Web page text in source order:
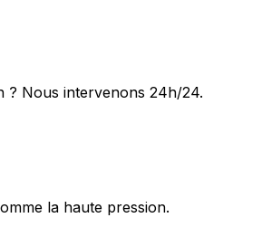
? Nous intervenons 24h/24.
la haute pression.